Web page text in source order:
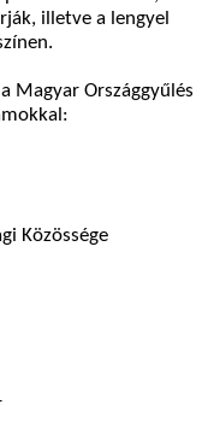
illetve a lengyel
Magyar Országgyűlés
Közössége